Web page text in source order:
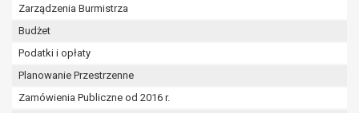
Zarządzenia Burmistrza
Budżet
Podatki i opłaty
Planowanie Przestrzenne
Zamówienia Publiczne od 2016 r.